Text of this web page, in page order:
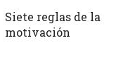
Siete reglas de la
motivación